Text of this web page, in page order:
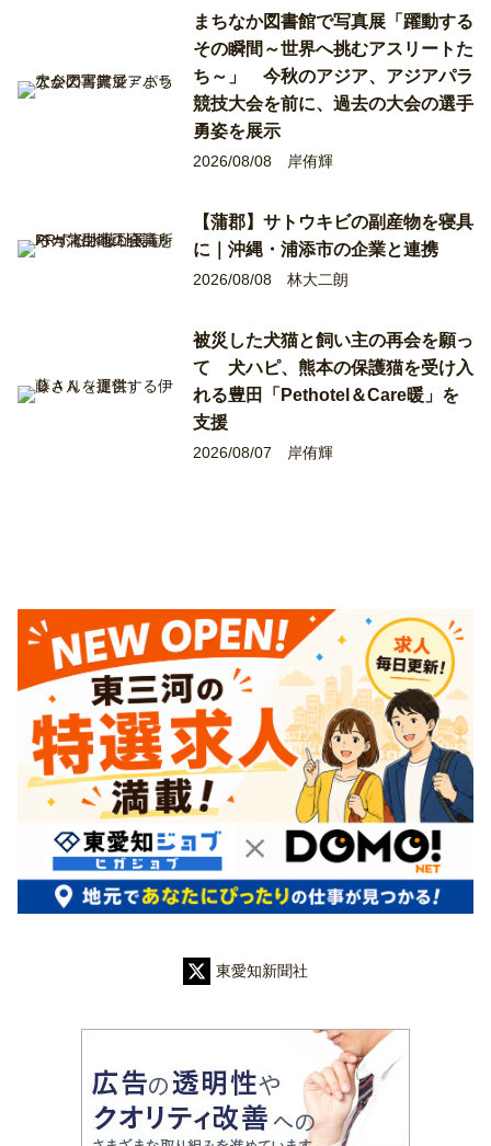
まちなか図書館で写真展「躍動する
その瞬間～世界へ挑むアスリートた
ち～」 今秋のアジア、アジアパラ
競技大会を前に、過去の大会の選手
勇姿を展示
2026/08/08 岸侑輝
【蒲郡】サトウキビの副産物を寝具
に｜沖縄・浦添市の企業と連携
2026/08/08 林大二朗
被災した犬猫と飼い主の再会を願っ
て 犬ハピ、熊本の保護猫を受け入
れる豊田「Pethotel＆Care暖」を
支援
2026/08/07 岸侑輝
東愛知新聞社